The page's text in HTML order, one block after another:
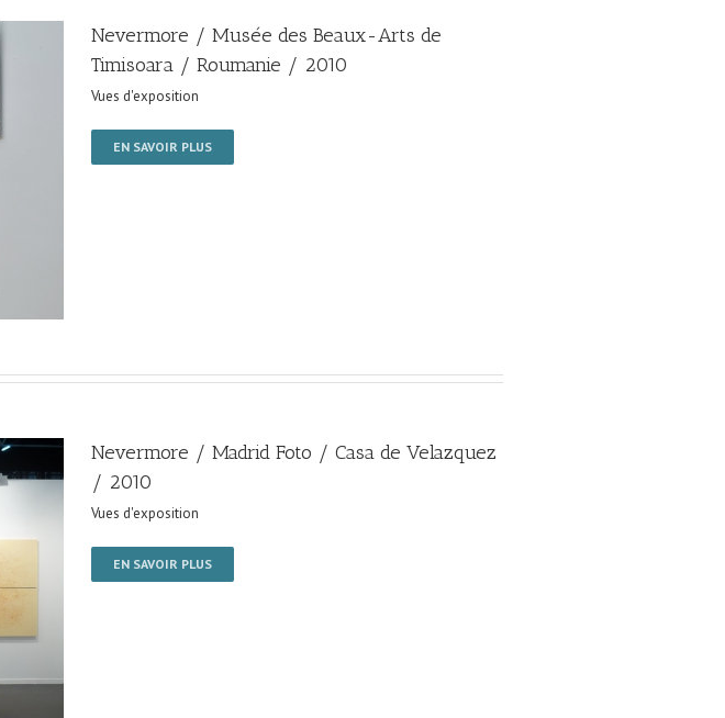
Nevermore / Musée des Beaux-Arts de
Timisoara / Roumanie / 2010
Vues d'exposition
EN SAVOIR PLUS
Nevermore / Madrid Foto / Casa de Velazquez
/ 2010
Vues d'exposition
EN SAVOIR PLUS